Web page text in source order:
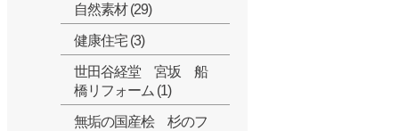
自然素材 (29)
健康住宅 (3)
世田谷経堂 宮坂 船
橋リフォーム (1)
無垢の国産桧 杉のフ